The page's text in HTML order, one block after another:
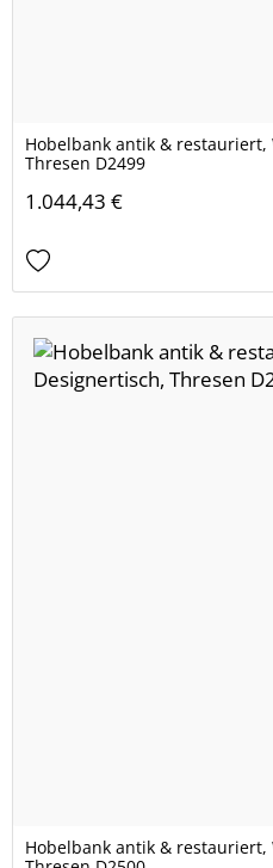
Hobelbank antik & restauriert,
Thresen D2499
1.044,43 €
Hobelbank antik & restauriert,